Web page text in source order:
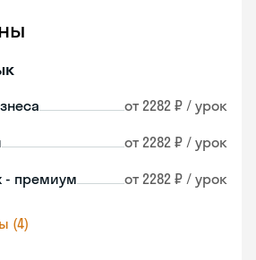
от 2282 ₽ / урок
от 2282 ₽ / урок
- премиум от 2282 ₽ / урок
(4)